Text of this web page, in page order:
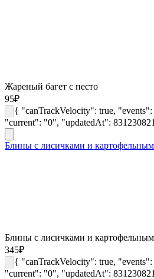
Жареный багет с песто
95₽
{ "canTrackVelocity": true,
"current": "0", "updatedAt":
Блины с лисичками и
Блины с лисичками и
345₽
{ "canTrackVelocity": true,
"current": "0", "updatedAt":